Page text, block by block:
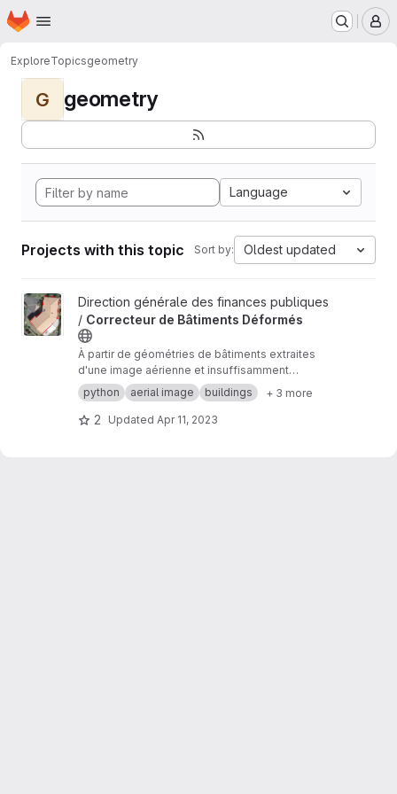
Skip to main content
Homepage
ExploreTopicsgeometry
G geometry
Language
Projects with this topic Sort by: Oldest updated
View Correcteur de Bâtiments Déformés project
Direction générale des finances publiques
/ Correcteur de Bâtiments Déformés
À partir de géométries de bâtiments extraites
d'une image aérienne et insuffisamment
détourées, ce script cherche à proposer des
géométries plus compatibles avec ce qu'un
bâtiment est censé être.
python aerial image buildings + 3 more
2 Updated Apr 11, 2023